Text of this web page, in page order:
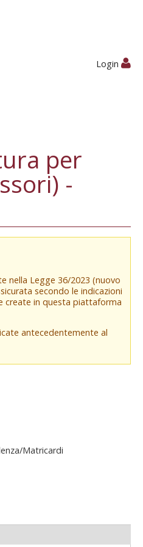
Login
per
-
nella Legge 36/2023 (nuovo
secondo le indicazioni
create in questa piattaforma
antecedentemente al
Matricardi